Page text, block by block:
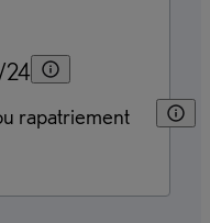
24
rapatriement